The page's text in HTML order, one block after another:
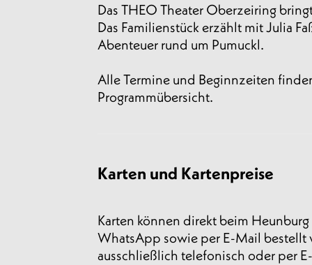
Das THEO Theater Oberzeiring
Das Familienstück erzählt mit Julia
Abenteuer rund um Pumuckl.
Alle Termine und Beginnzeiten
Programmübersicht.
Karten und Kartenpreise
Karten können direkt beim
WhatsApp sowie per E-Mail bestellt
ausschließlich telefonisch oder per